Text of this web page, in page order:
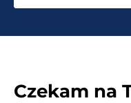
Czekam na